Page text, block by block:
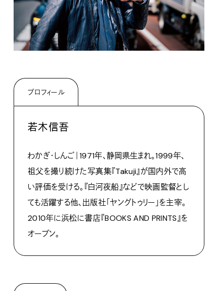
プロフィール
若木信吾
わかぎ・しんご｜1971年、静岡県生まれ。1999年、
祖父を撮り続けた写真集『Takuji』が国内外で高
い評価を受ける。『白河夜船』などで映画監督とし
ても活躍する他、出版社「ヤングトゥリー」を主宰。
2010年に浜松に書店『BOOKS AND PRINTS』を
オープン。